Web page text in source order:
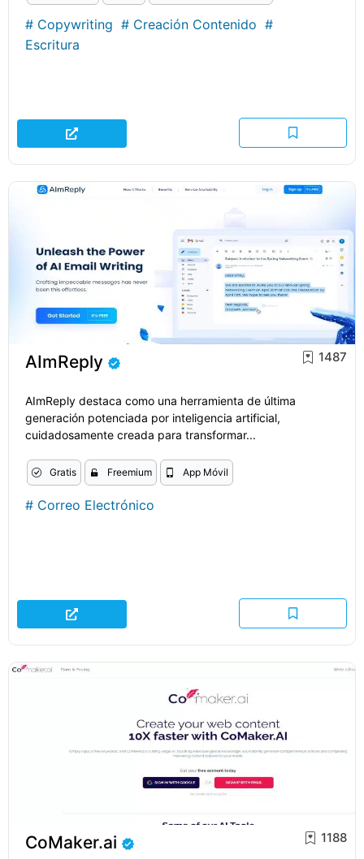
# Copywriting # Creación Contenido #
Escritura
AImReply 1487
AImReply destaca como una herramienta de última
generación potenciada por inteligencia artificial,
cuidadosamente creada para transformar...
Gratis Freemium App Móvil
# Correo Electrónico
CoMaker.ai 1188